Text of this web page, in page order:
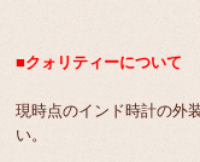
■クォリティーについて
現時点のインド時計の外
い。